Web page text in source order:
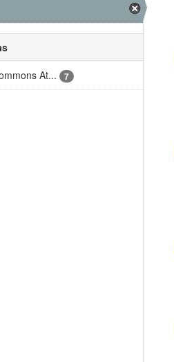
At...
7